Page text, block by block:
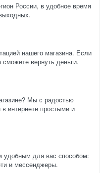
России, в удобное время
нашего магазина. Если
сможете вернуть деньги.
Мы с радостью
интернете простыми и
для вас способом:
и мессенджеры.